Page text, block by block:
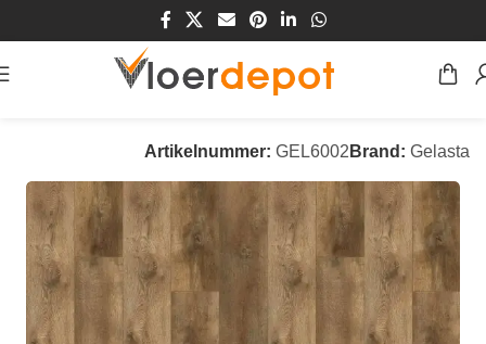
/Vloeren/PVC Vloeren
Artikelnummer: GEL6002 Brand: Gelasta